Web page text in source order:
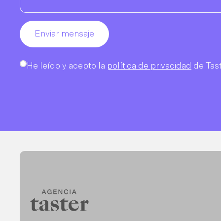
He leído y acepto la política de privacidad de
Enviar mensaje